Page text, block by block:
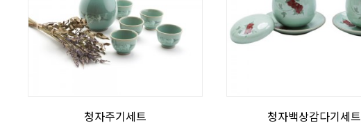
청자주기세트 청자백상감다기세트